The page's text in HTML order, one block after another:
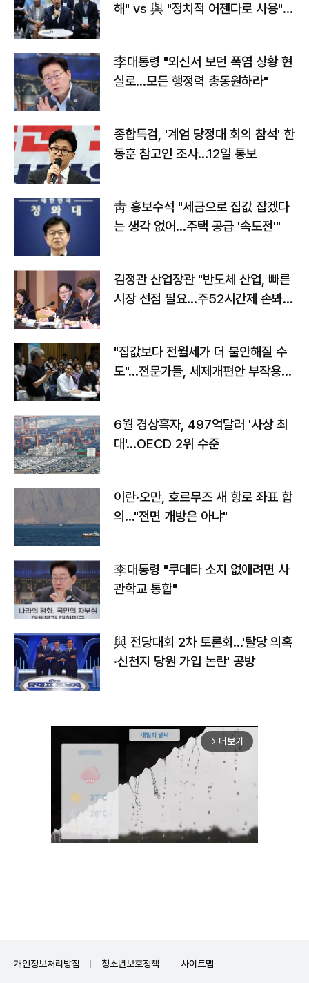
해" vs 與 "정치적 어젠다로 사용"
李대통령 "외신서 보던 폭염 상황 현
실로…모든 행정력 총동원하라"
종합특검, '계엄 당정대 회의 참석' 한
동훈 참고인 조사...12일 통보
靑 홍보수석 "세금으로 집값 잡겠다
는 생각 없어…주택 공급 '속도전'"
김정관 산업장관 "반도체 산업, 빠른
시장 선점 필요…주52시간제 손봐
"집값보다 전월세가 더 불안해질 수
도"…전문가들, 세제개편안 부작용
6월 경상흑자, 497억달러 '사상 최
대'…OECD 2위 수준
이란·오만, 호르무즈 새 항로 좌표 합
의…"전면 개방은 아냐"
李대통령 "쿠데타 소지 없애려면 사
관학교 통합"
與 전당대회 2차 토론회…'탈당 의혹
·신천지 당원 가입 논란' 공방
arrow_forward_ios 더보기
개인정보처리방침 청소년보호정책 사이트맵